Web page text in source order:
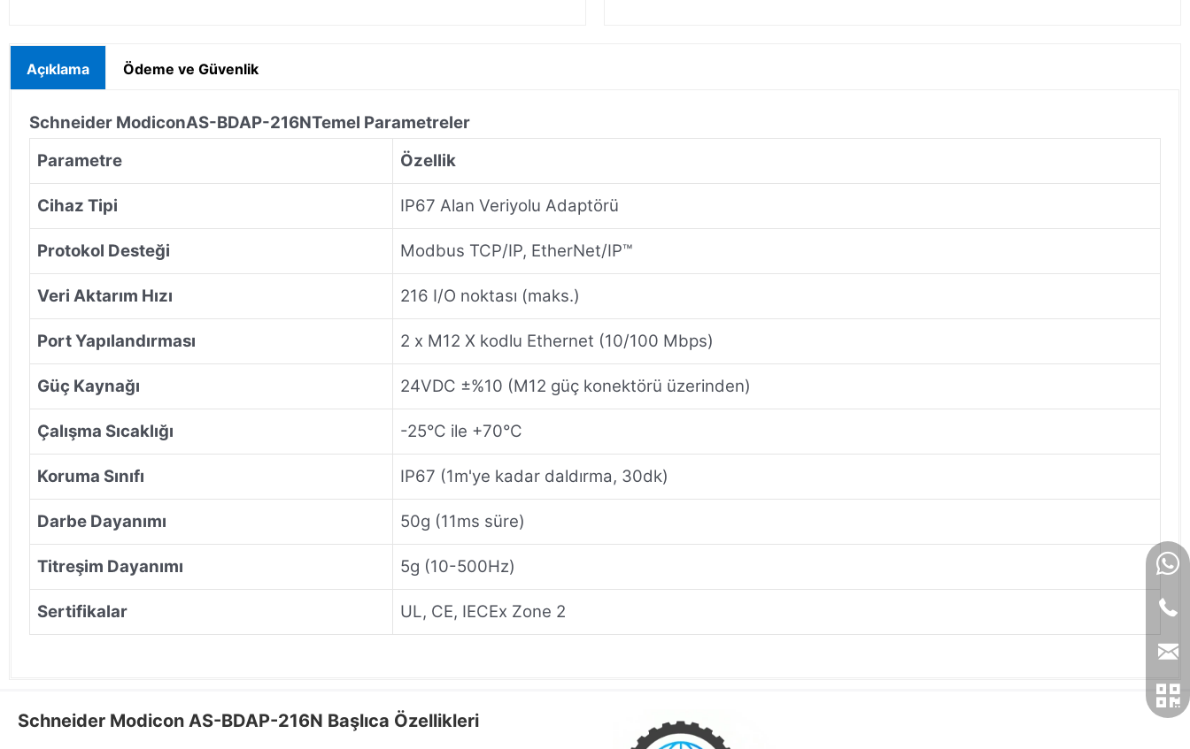
Açıklama Ödeme ve Güvenlik
Schneider ModiconAS-BDAP-216NTemel Parametreler
Parametre
Özellik
Cihaz Tipi IP67 Alan Veriyolu Adaptörü
Protokol Desteği Modbus TCP/IP, EtherNet/IP™
Veri Aktarım Hızı 216 I/O noktası (maks.)
Port Yapılandırması 2 x M12 X kodlu Ethernet (10/100 Mbps)
Güç Kaynağı 24VDC ±%10 (M12 güç konektörü üzerinden)
Çalışma Sıcaklığı -25°C ile +70°C
Koruma Sınıfı IP67 (1m'ye kadar daldırma, 30dk)
Darbe Dayanımı 50g (11ms süre)
Titreşim Dayanımı 5g (10-500Hz)
Sertifikalar UL, CE, IECEx Zone 2
Schneider Modicon AS-BDAP-216N Başlıca Özellikleri